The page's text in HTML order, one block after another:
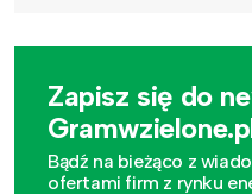
Zapisz się do
Bądź na bieżąco z
ofertami firm z rynku